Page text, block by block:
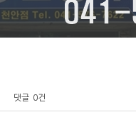
댓글 0건